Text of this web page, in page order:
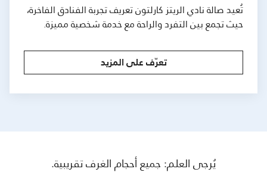
تُعيد صالة نادي الريتز كارلتون تعريف تجربة الفنادق الفاخرة،
حيث تجمع بين التفرد والراحة مع خدمة شخصية مميزة.
تعرّف على المزيد
يُرجى العلم: جميع أحجام الغرف تقريبية.